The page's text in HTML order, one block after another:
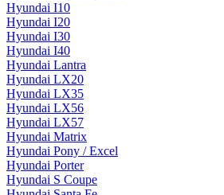
Hyundai I10
Hyundai I20
Hyundai I30
Hyundai I40
Hyundai Lantra
Hyundai LX20
Hyundai LX35
Hyundai LX56
Hyundai LX57
Hyundai Matrix
Hyundai Pony / Excel
Hyundai Porter
Hyundai S Coupe